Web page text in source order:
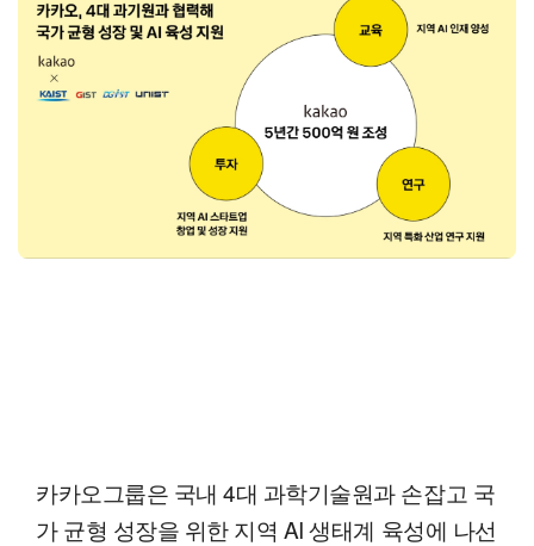
카카오그룹은 국내 4대 과학기술원과 손잡고 국
가 균형 성장을 위한 지역 AI 생태계 육성에 나선